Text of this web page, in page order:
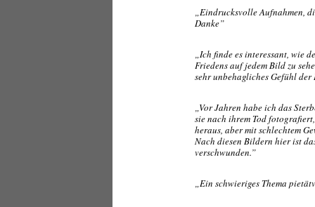
„Eindrucksvolle Aufnahmen,
Danke”
„Ich finde es interessant, wie
Friedens auf jedem Bild zu
sehr unbehagliches Gefühl der
„Vor Jahren habe ich das
sie nach ihrem Tod
heraus, aber mit schlechtem
Nach diesen Bildern hier ist
verschwunden.”
„Ein schwieriges Thema